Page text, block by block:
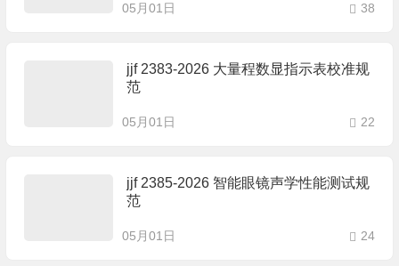
05月01日 38
jjf 2383-2026 大量程数显指示表校准规
范
05月01日 22
jjf 2385-2026 智能眼镜声学性能测试规
范
05月01日 24